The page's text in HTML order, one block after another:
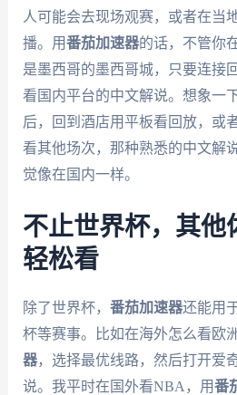
人可能会去现场观赛，或者在当
播。用番茄加速器的话，不管你
是墨西哥的墨西哥城，只要连接
看国内平台的中文解说。想象一
后，回到酒店用平板看回放，或
看其他场次，那种熟悉的中文解
觉像在国内一样。
不止世界杯，其他
轻松看
除了世界杯， 番茄加速器还能用
杯等赛事。比如在海外怎么看欧
器，选择最优线路，然后打开爱
说。我平时在国外看NBA，用番